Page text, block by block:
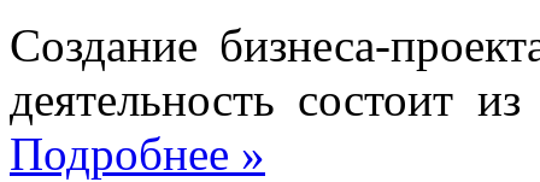
Создание бизнеса-
деятельность состоит
Подробнее »